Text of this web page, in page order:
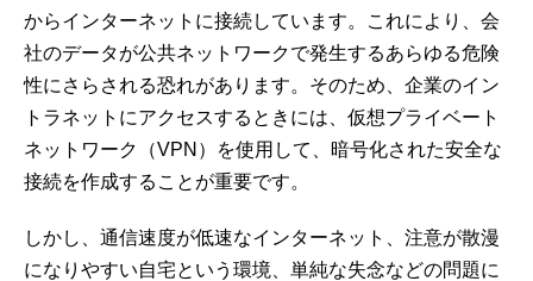
からインターネットに接続しています。これにより、会
社のデータが公共ネットワークで発生するあらゆる危険
性にさらされる恐れがあります。そのため、企業のイン
トラネットにアクセスするときには、仮想プライベート
ネットワーク（VPN）を使用して、暗号化された安全な
接続を作成することが重要です。
しかし、通信速度が低速なインターネット、注意が散漫
になりやすい自宅という環境、単純な失念などの問題に